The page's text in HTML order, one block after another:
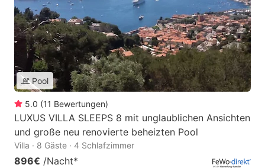
Pool
5.0 (11 Bewertungen)
LUXUS VILLA SLEEPS 8 mit unglaublichen Ansichten
und große neu renovierte beheizten Pool
Villa · 8 Gäste · 4 Schlafzimmer
896€ /Nacht*